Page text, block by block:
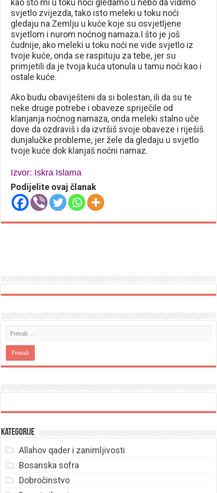
svjetlo zvijezda, tako isto meleki u toku noći
gledaju na Zemlju u kuće koje su osvjetljene
svjetlom i nurom noćnog namaza.I što je još
čudnije, ako meleki u toku noći ne vide svjetlo iz
tvoje kuće, onda se raspituju za tebe, jer su
primjetili da je tvoja kuća utonula u tamu noći kao i
ostale kuće.
Ako budu obaviješteni da si bolestan, ili da su te
neke druge potrebe i obaveze spriječile od
klanjanja noćnog namaza, onda meleki stalno uče
dove da ozdraviš i da izvršiš svoje obaveze i riješiš
dunjalučke probleme, jer žele da gledaju u svjetlo
tvoje kuće dok klanjaš noćni namaz.
Izvor: Iskra Islama
Podijelite ovaj članak
Kategorije
Allahov qader i zanimljivosti
Bosanska sofra
Dobročinstvo